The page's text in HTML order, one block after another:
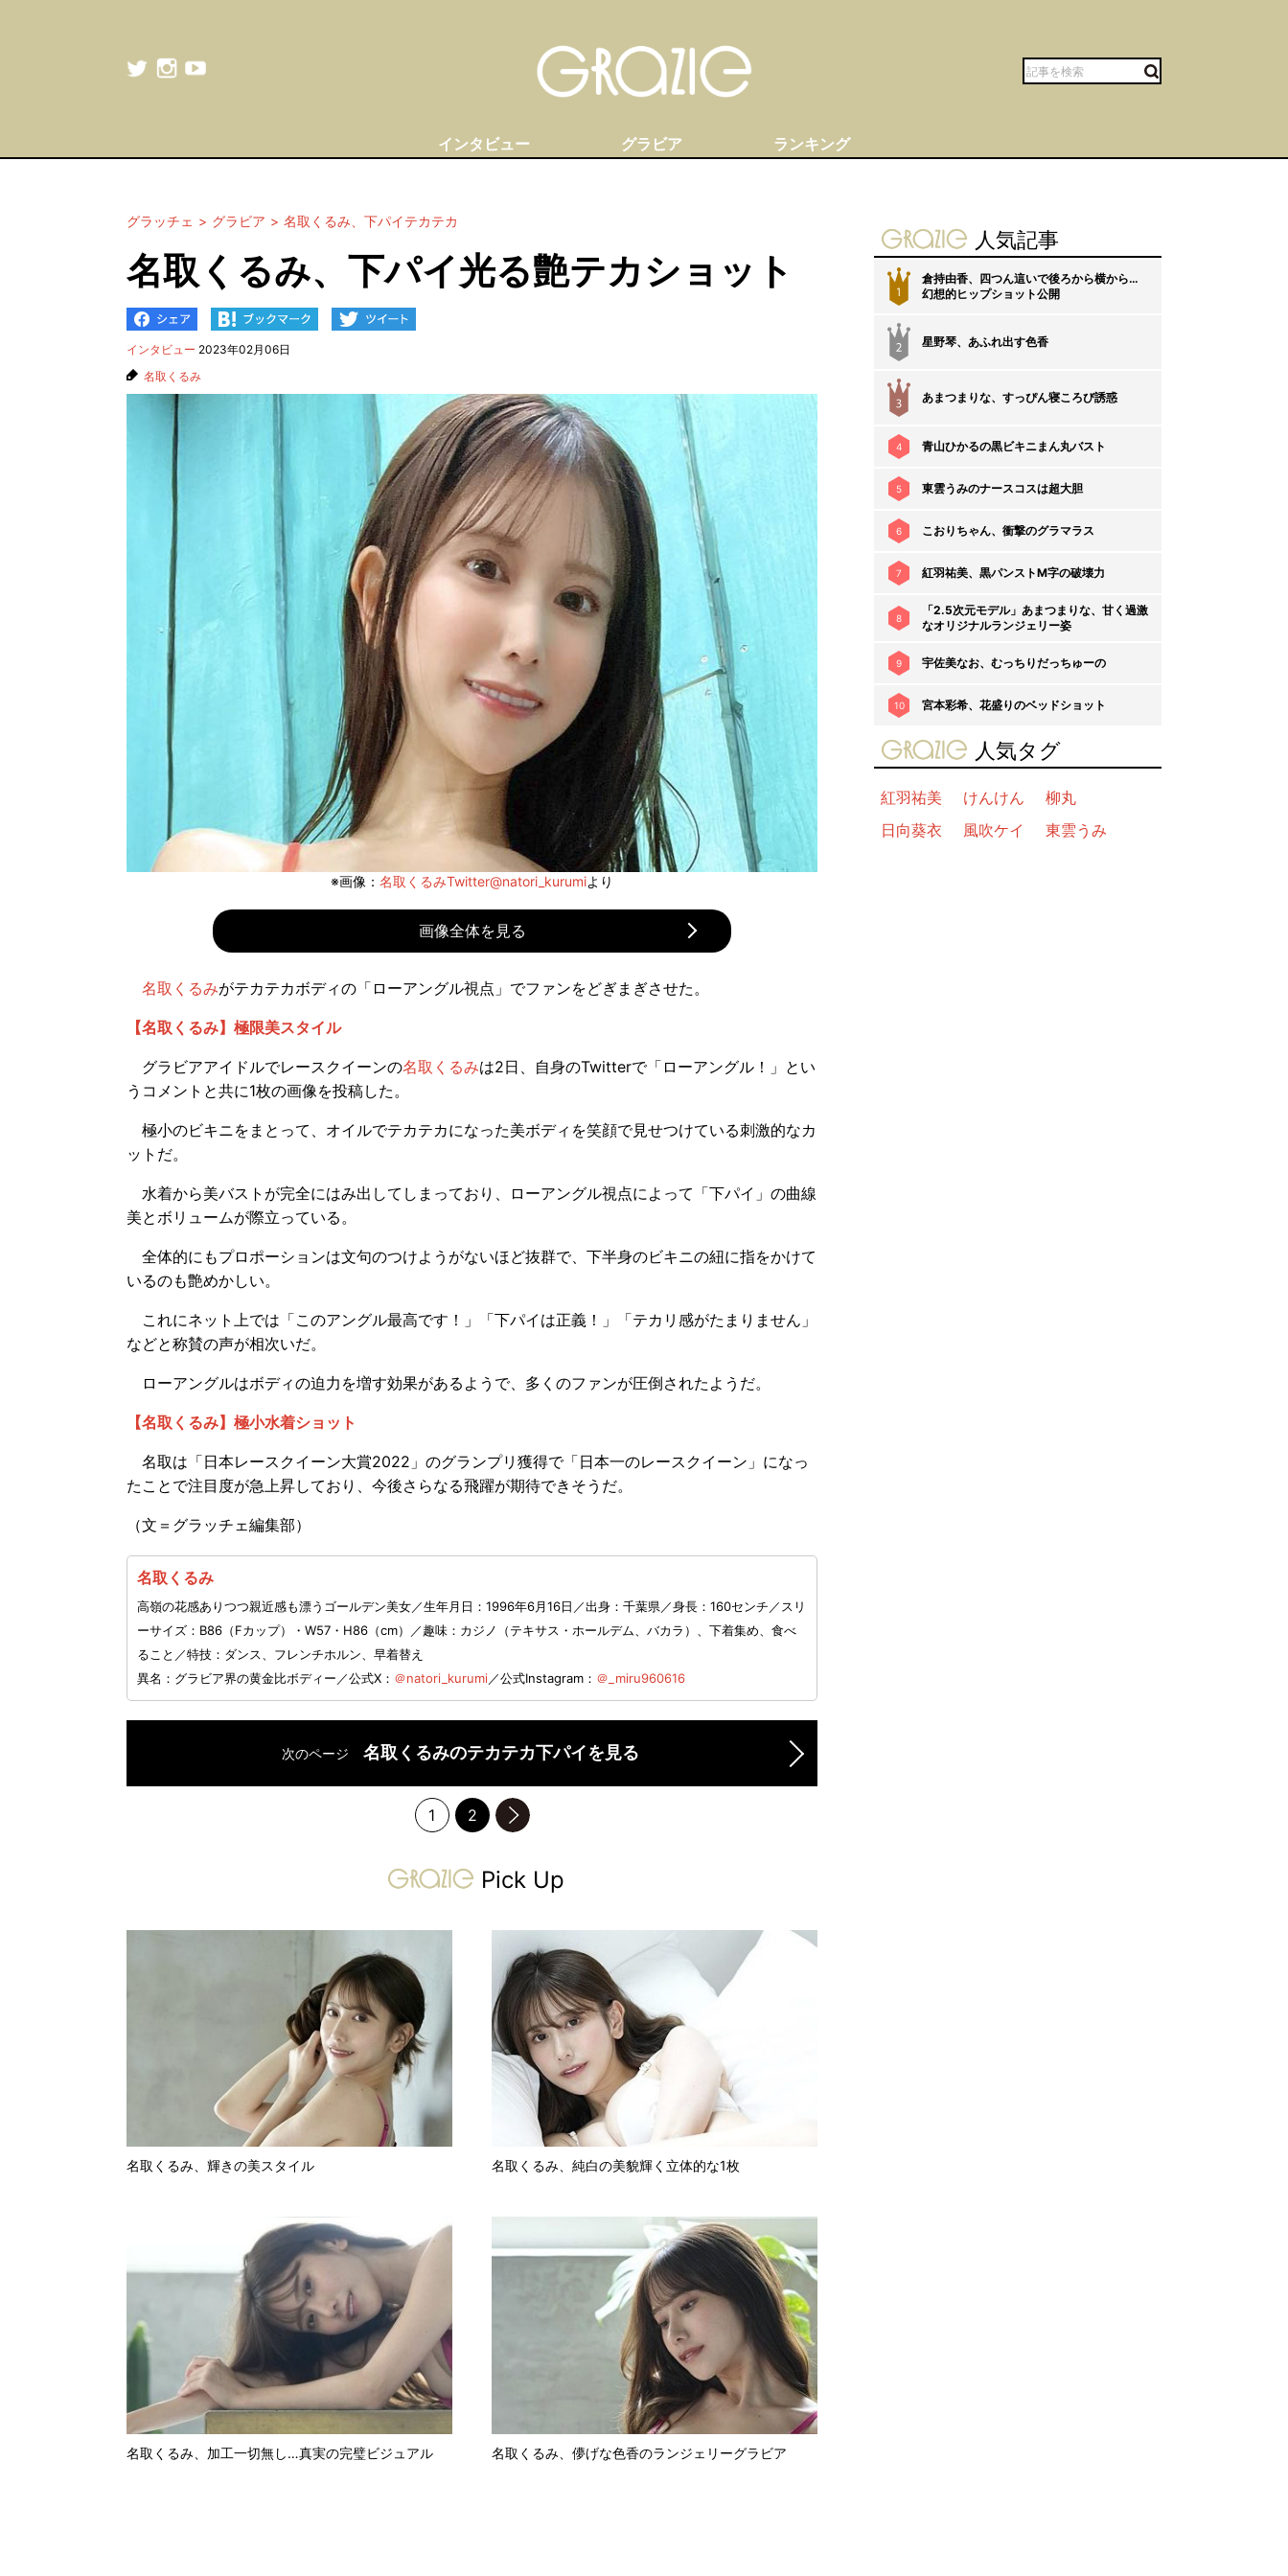
インタビュー グラビア ランキング
グラッチェ グラビア 名取くるみ、下パイテカテカ
名取くるみ、下パイ光る艶テカショット
インタビュー 2023年02月06日
名取くるみ
※画像： 名取くるみTwitter@natori_kurumiより
画像全体を見る
名取くるみがテカテカボディの「ローアングル視点」でファンをどぎまぎさせた。
【名取くるみ】極限美スタイル
グラビアアイドルでレースクイーンの名取くるみは2日、自身のTwitterで「ローアングル！」とい
うコメントと共に1枚の画像を投稿した。
極小のビキニをまとって、オイルでテカテカになった美ボディを笑顔で見せつけている刺激的なカ
ットだ。
水着から美バストが完全にはみ出してしまっており、ローアングル視点によって「下パイ」の曲線
美とボリュームが際立っている。
全体的にもプロポーションは文句のつけようがないほど抜群で、下半身のビキニの紐に指をかけて
いるのも艶めかしい。
これにネット上では「このアングル最高です！」「下パイは正義！」「テカリ感がたまりません」
などと称賛の声が相次いだ。
ローアングルはボディの迫力を増す効果があるようで、多くのファンが圧倒されたようだ。
【名取くるみ】極小水着ショット
名取は「日本レースクイーン大賞2022」のグランプリ獲得で「日本一のレースクイーン」になっ
たことで注目度が急上昇しており、今後さらなる飛躍が期待できそうだ。
（文＝グラッチェ編集部）
名取くるみ
高嶺の花感ありつつ親近感も漂うゴールデン美女／生年月日：1996年6月16日／出身：千葉県／身長：160センチ／スリ
ーサイズ：B86（Fカップ）・W57・H86（cm）／趣味：カジノ（テキサス・ホールデム、バカラ）、下着集め、食べ
ること／特技：ダンス、フレンチホルン、早着替え
異名：グラビア界の黄金比ボディー／公式X： ＠natori_kurumi／公式Instagram： ＠_miru960616
次のページ 名取くるみのテカテカ下パイを見る
1 2
次のページへ
gravure-grazie
Pick Up
名取くるみ、輝きの美スタイル 名取くるみ、純白の美貌輝く立体的な1枚
名取くるみ、加工一切無し…真実の完璧ビジュアル 名取くるみ、儚げな色香のランジェリーグラビア
gravure-grazie
人気記事
1
倉持由香、四つん這いで後ろから横から…
幻想的ヒップショット公開
星野琴、あふれ出す色香
あまつまりな、すっぴん寝ころび誘惑
4 青山ひかるの黒ビキニまん丸バスト
5 東雲うみのナースコスは超大胆
6 こおりちゃん、衝撃のグラマラス
7 紅羽祐美、黒パンストM字の破壊力
8
「2.5次元モデル」あまつまりな、甘く過激
なオリジナルランジェリー姿
9 宇佐美なお、むっちりだっちゅーの
10 宮本彩希、花盛りのベッドショット
gravure-grazie
人気タグ
紅羽祐美 けんけん
柳丸
日向葵衣
風吹ケイ 東雲うみ